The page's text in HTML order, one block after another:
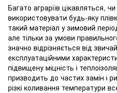
Багато аграріїв цікавляться,
використовувати будь-яку
такий матеріал у зимовий
але тільки за умови
значно відрізняється від
експлуатаційними
підвищену міцність і
призводить до частих замін і
різкі коливання температури